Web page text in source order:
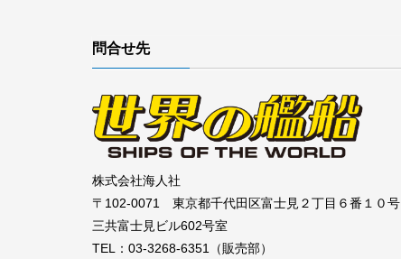
問合せ先
株式会社海人社
〒102-0071 東京都千代田区富士見２丁目６番１０号
三共富士見ビル602号室
TEL：03-3268-6351（販売部）